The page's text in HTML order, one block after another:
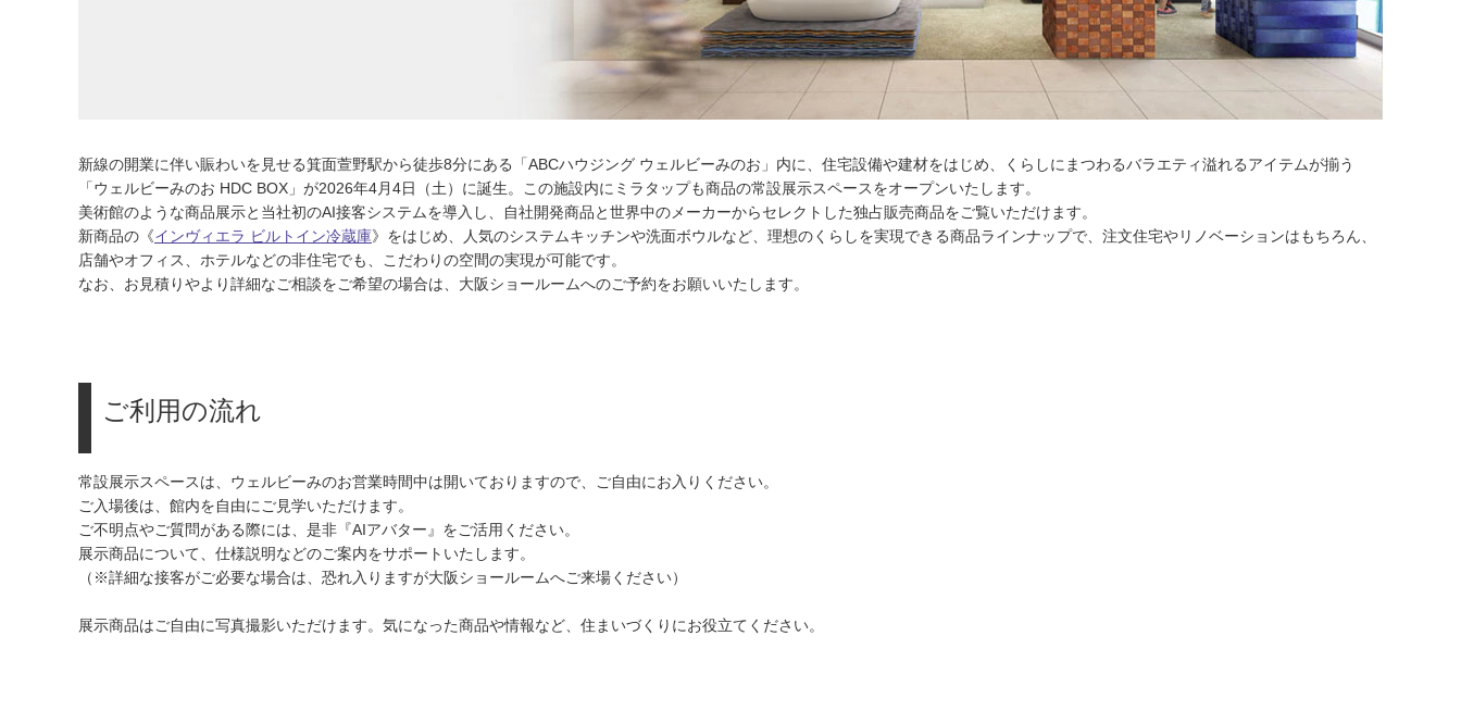
新線の開業に伴い賑わいを見せる箕面萱野駅から徒歩8分にある「ABCハウジング ウェルビーみのお」内に、住宅設備や建材をはじめ、くらしにまつわるバラエティ溢れるアイテムが揃う
「ウェルビーみのお HDC BOX」が2026年4月4日（土）に誕生。この施設内にミラタップも商品の常設展示スペースをオープンいたします。
美術館のような商品展示と当社初のAI接客システムを導入し、自社開発商品と世界中のメーカーからセレクトした独占販売商品をご覧いただけます。
新商品の《インヴィエラ ビルトイン冷蔵庫》をはじめ、人気のシステムキッチンや洗面ボウルなど、理想のくらしを実現できる商品ラインナップで、注文住宅やリノベーションはもちろん、
店舗やオフィス、ホテルなどの非住宅でも、こだわりの空間の実現が可能です。
なお、お見積りやより詳細なご相談をご希望の場合は、大阪ショールームへのご予約をお願いいたします。
ご利用の流れ
常設展示スペースは、ウェルビーみのお営業時間中は開いておりますので、ご自由にお入りください。
ご入場後は、館内を自由にご見学いただけます。
ご不明点やご質問がある際には、是非『AIアバター』をご活用ください。
展示商品について、仕様説明などのご案内をサポートいたします。
（※詳細な接客がご必要な場合は、恐れ入りますが大阪ショールームへご来場ください）
展示商品はご自由に写真撮影いただけます。気になった商品や情報など、住まいづくりにお役立てください。